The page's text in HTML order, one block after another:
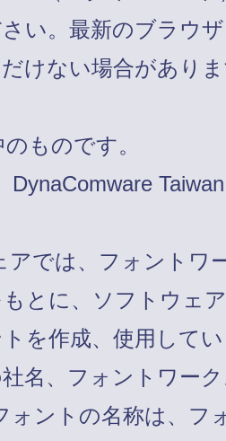
い。最新のブラウ
けない場合があり
ものです。
DynaComware
アでは、フォントワ
とに、ソフトウェ
を作成、使用して
名、フォントワー
ォントの名称は、フ